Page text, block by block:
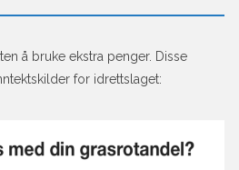
å bruke ekstra penger. Disse
for idrettslaget: